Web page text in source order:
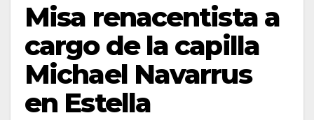
Misa renacentista a
cargo de la capilla
Michael Navarrus
en Estella